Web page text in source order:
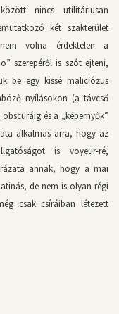
nincs utilitáriusan
két szakterület
volna érdektelen a
szerepéről is szót ejteni,
be egy kissé maliciózus
nyílásokon (a távcső
és a „képernyők”
alkalmas arra, hogy az
is voyeur-ré,
annak, hogy a mai
de nem is olyan régi
csak csíráiban létezett